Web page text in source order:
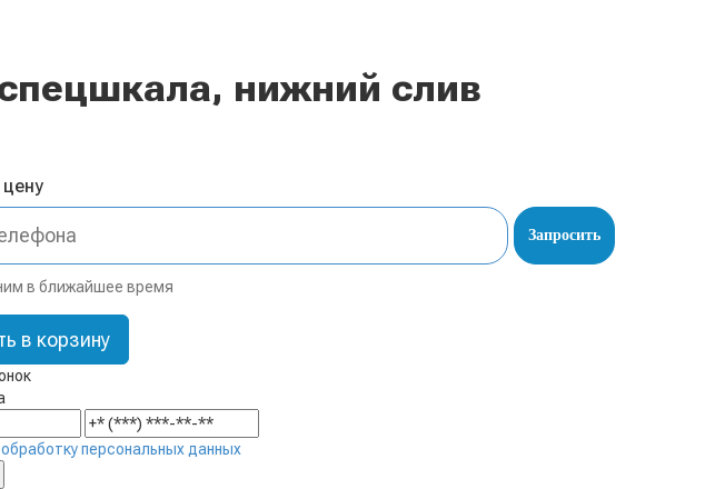
нижний слив
Запросить
в ближайшее время
в корзину
персональных данных